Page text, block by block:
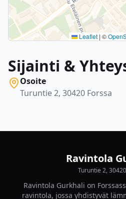
Leaflet | ©
Sijainti &
Osoite
Turuntie 2, 30420 Forssa
Ravintola
Turuntie 2,
Ravintola Gurkhali on
ravintola, jossa yhdistyvät